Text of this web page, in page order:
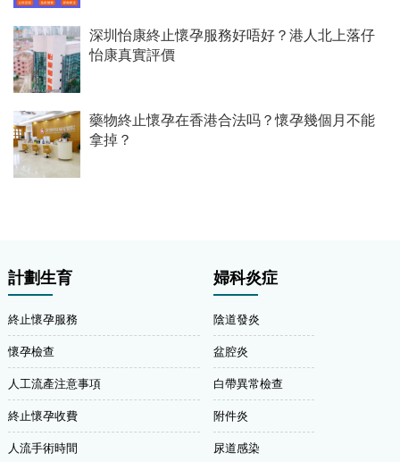
深圳怡康終止懷孕服務好唔好？港人北上落仔
怡康真實評價
藥物終止懷孕在香港合法吗？懷孕幾個月不能
拿掉？
計劃生育
終止懷孕服務
懷孕檢查
人工流產注意事項
終止懷孕收費
人流手術時間
婦科炎症
陰道發炎
盆腔炎
白帶異常檢查
附件炎
尿道感染